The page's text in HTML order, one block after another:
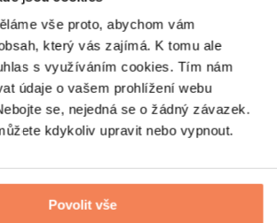
vše proto, abychom vám
který vás zajímá. K tomu ale
s využíváním cookies. Tím nám
údaje o vašem prohlížení webu
se, nejedná se o žádný závazek.
kdykoliv upravit nebo vypnout.
Povolit vše
másla
másla